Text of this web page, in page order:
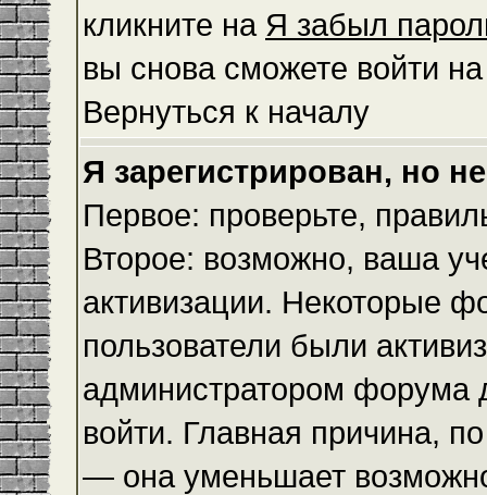
кликните на Я забыл
вы снова сможете войти
Вернуться к началу
Я зарегистрирован, но
Первое: проверьте,
Второе: возможно, ваша
активизации. Некоторые
пользователи были
администратором форума
войти. Главная причина,
— она уменьшает